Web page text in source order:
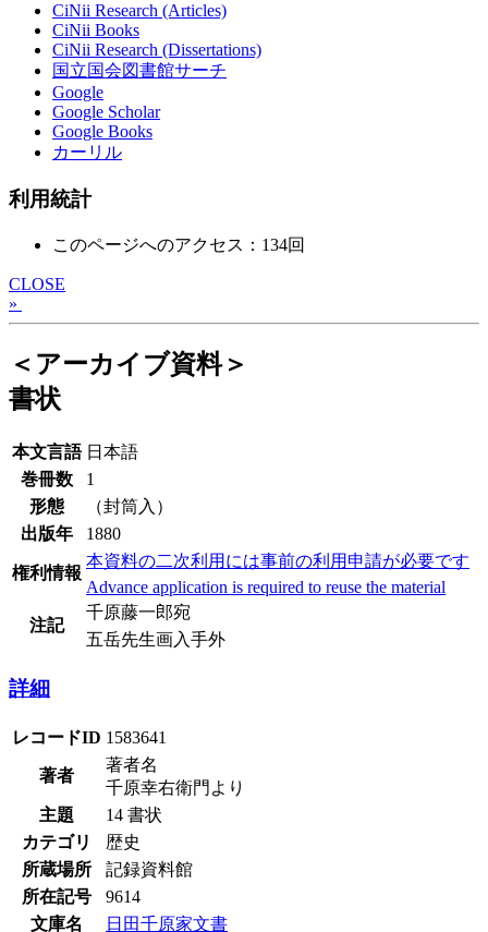
CiNii Research (Articles)
CiNii Books
CiNii Research (Dissertations)
国立国会図書館サーチ
Google
Google Scholar
Google Books
カーリル
利用統計
このページへのアクセス：134回
CLOSE
»
＜アーカイブ資料＞
書状
本文言語 日本語
巻冊数
1
形態
（封筒入）
出版年
1880
権利情報
本資料の二次利用には事前の利用申請が必要です
Advance application is required to reuse the material
注記
千原藤一郎宛
五岳先生画入手外
詳細
レコードID 1583641
著者
著者名
千原幸右衛門より
主題
14 書状
カテゴリ
歴史
所蔵場所
記録資料館
所在記号
9614
文庫名
日田千原家文書